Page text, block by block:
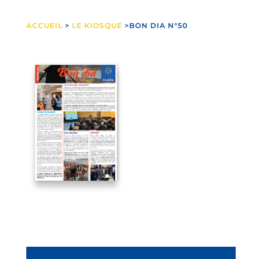
ACCUEIL > LE KIOSQUE >BON DIA N°50